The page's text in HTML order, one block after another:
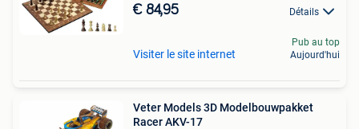
€ 84,95 Détails
Visiter le site internet
Pub au top
Aujourd'hui
Veter Models 3D Modelbouwpakket
Racer AKV-17